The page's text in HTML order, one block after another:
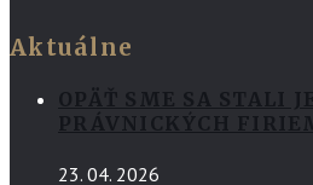
Aktuálne
OPÄŤ SME SA STALI
PRÁVNICKÝCH
23. 04. 2026